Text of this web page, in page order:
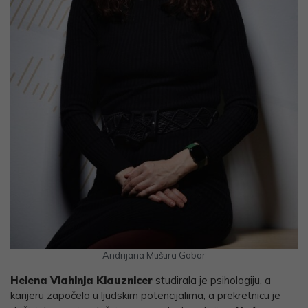
Andrijana Mušura Gabor
Helena Vlahinja Klauznicer studirala je psihologiju, a
karijeru započela u ljudskim potencijalima, a prekretnicu je